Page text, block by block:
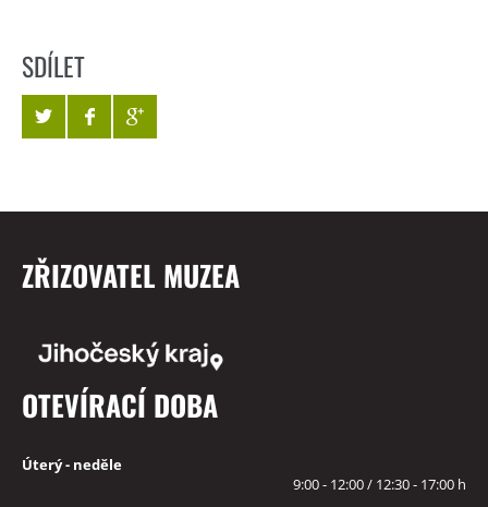
SDÍLET
ZŘIZOVATEL MUZEA
OTEVÍRACÍ DOBA
Úterý - neděle
9:00 - 12:00 / 12:30 - 17:00 h